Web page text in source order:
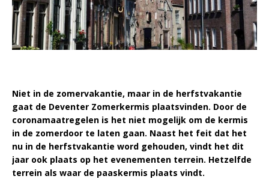
Niet in de zomervakantie, maar in de herfstvakantie
gaat de Deventer Zomerkermis plaatsvinden. Door de
coronamaatregelen is het niet mogelijk om de kermis
in de zomerdoor te laten gaan. Naast het feit dat het
nu in de herfstvakantie word gehouden, vindt het dit
jaar ook plaats op het evenementen terrein. Hetzelfde
terrein als waar de paaskermis plaats vindt.